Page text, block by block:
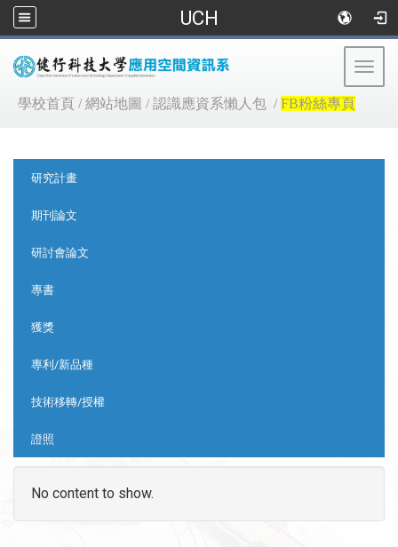
UCH
學校首頁 /網站地圖 /認識應資系懶人包 /FB粉絲專頁
研究計畫
期刊論文
研討會論文
專書
獲獎
專利/新品種
技術移轉/授權
證照
No content to show.